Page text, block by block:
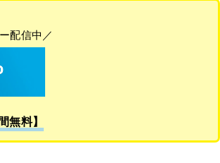
配信中／
無料】